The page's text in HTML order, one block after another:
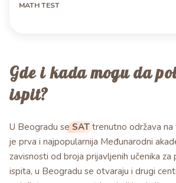
Gde i kada mogu da
ispit?
U Beogradu seSAT trenutno održava na
je prva i najpopularnija Međunarodni
zavisnosti od broja prijavljenih učenika za
ispita, u Beogradu se otvaraju i drugi